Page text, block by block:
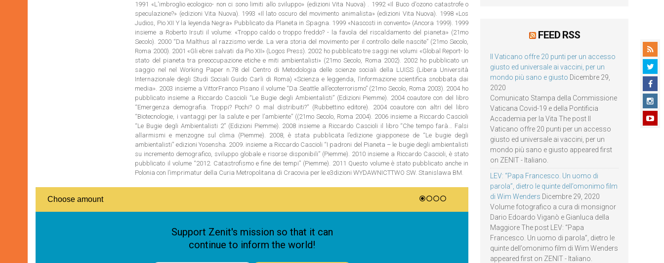
1991 «L'imbroglio ecologico- non ci sono limiti allo sviluppo» (edizioni Vita Nuova) . 1992 «Il Buco d'ozono catastrofe o
speculazione?» (edizioni Vita Nuova). 1993 «Il lato oscuro del movimento animalista» (edizioni Vita Nuova). 1998 «Los
Judios, Pio XII Y la leyenda Negra» Pubblicato da Planeta in Spagna. 1999 «Nascosti in convento» (Ancora 1999). 1999
insieme a Roberto Irsuti il volume: «Troppo caldo o troppo freddo? - la favola del riscaldamento del pianeta» (21mo
Secolo). 2000 “Da Malthus al razzismo verde. La vera storia del movimento per il controllo delle nascite” (21mo Secolo,
Roma 2000). 2001 «Gli ebrei salvati da Pio XII» (Logos Press). 2002 ho pubblicato tre saggi nei volumi «Global Report- lo
stato del pianeta tra preoccupazione etiche e miti ambientalisti» (21mo Secolo, Roma 2002). 2002 ho pubblicato un
saggio nel nel Working Paper n.78 del Centro di Metodologia delle scienze sociali della LUISS (Libera Università
Internazionale degli Studi Sociali Guido Carli di Roma) «Scienza e leggenda, l’informazione scientifica snobbata dai
media». 2003 insieme a VittorFranco Pisano il volume “Da Seattle all’ecoterrorismo” (21mo Secolo, Roma 2003). 2004 ho
pubblicato insieme a Riccardo Cascioli “Le Bugie degli Ambientalisti” (Edizioni Piemme). 2004 coautore con del libro
“Emergenza demografia. Troppi? Pochi? O mal distribuiti?” (Rubbettino editore). 2004 coautore con altri del libro
“Biotecnologie, i vantaggi per la salute e per l’ambiente” ((21mo Secolo, Roma 2004). 2006 insieme a Riccardo Cascioli
“Le Bugie degli Ambientalisti 2” (Edizioni Piemme). 2008 insieme a Riccardo Cascioli il libro “Che tempo farà… Falsi
allarmismi e menzogne sul clima (Piemme). 2008, è stata pubblicata l’edizione giapponese de “Le bugie degli
ambientalisti” edizioni Yosensha. 2009. insieme a Riccardo Cascioli “I padroni del Pianeta – le bugie degli ambientalisti
su incremento demografico, sviluppo globale e risorse disponibili” (Piemme). 2010 insieme a Riccardo Cascioli, è stato
pubblicato il volume “2012. Catastrofismo e fine dei tempi” (Piemme). 2011 Questo volume è stato pubblicato anche in
Polonia con l’imprimatur della Curia Metropolitana di Cracovia per le e3dizioni WYDAWNICTTWO SW. Stanislawa BM.
FEED RSS
Il Vaticano offre 20 punti per un accesso
giusto ed universale ai vaccini, per un
mondo più sano e giusto Dicembre 29,
2020
Comunicato Stampa della Commissione
Vaticana Covid-19 e della Pontificia
Accademia per la Vita The post Il
Vaticano offre 20 punti per un accesso
giusto ed universale ai vaccini, per un
mondo più sano e giusto appeared first
on ZENIT - Italiano.
LEV: “Papa Francesco. Un uomo di
parola”, dietro le quinte dell’omonimo film
di Wim Wenders Dicembre 29, 2020
Volume fotografico a cura di monsignor
Dario Edoardo Viganò e Gianluca della
Maggiore The post LEV: “Papa
Francesco. Un uomo di parola”, dietro le
quinte dell’omonimo film di Wim Wenders
appeared first on ZENIT - Italiano.